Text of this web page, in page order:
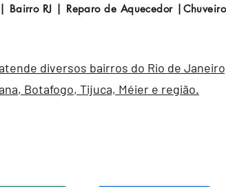
Bairro RJ | Reparo de Aquecedor
diversos bairros do Rio de
, Botafogo, Tijuca, Méier e região.